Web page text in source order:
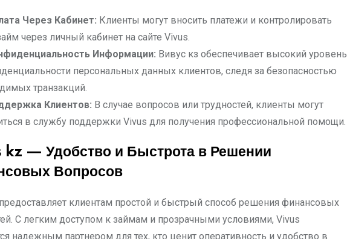
Через Кабинет: Клиенты могут вносить платежи и контролировать
через личный кабинет на сайте Vivus.
Информации: Вивус кз обеспечивает высокий уровень
персональных данных клиентов, следя за безопасностью
транзакций.
Клиентов: В случае вопросов или трудностей, клиенты могут
в службу поддержки Vivus для получения профессиональной помощи.
kz — Удобство и Быстрота в Решении
Вопросов
клиентам простой и быстрый способ решения финансовых
С легким доступом к займам и прозрачными условиями, Vivus
надежным партнером для тех, кто ценит оперативность и удобство в